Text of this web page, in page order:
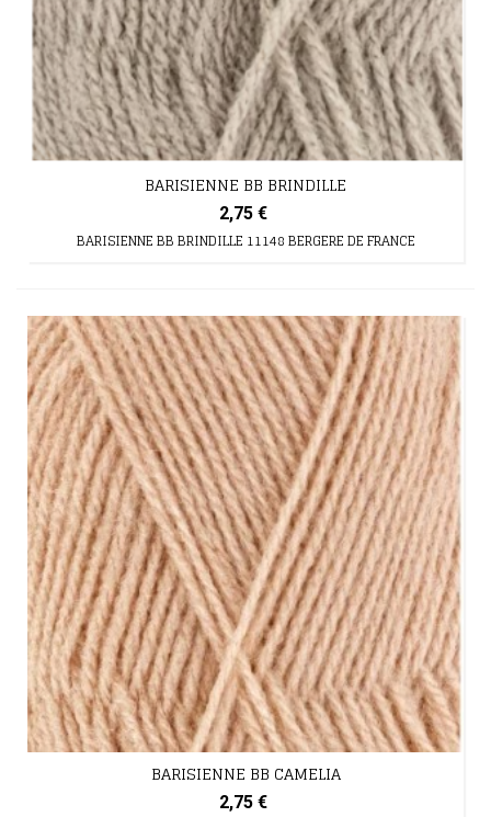
BARISIENNE BB BRINDILLE
2,75 €
BARISIENNE BB BRINDILLE 11148 BERGERE DE FRANCE
BARISIENNE BB CAMELIA
2,75 €